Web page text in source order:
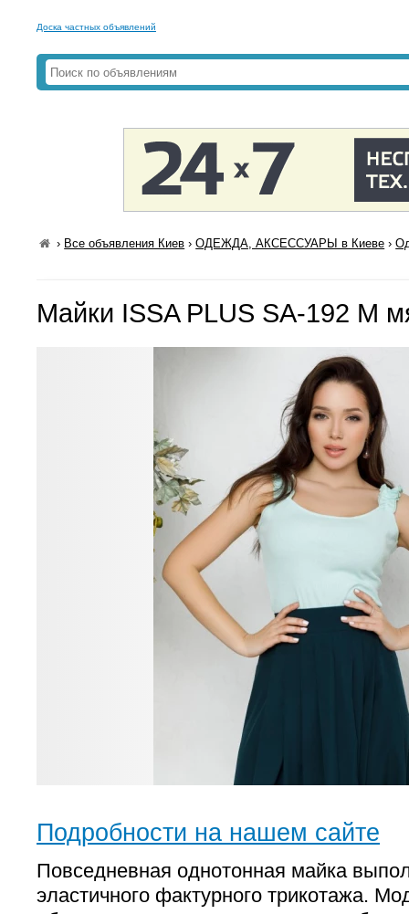
Доска частных объявлений
› Все объявления Киев ›ОДЕЖДА, АКСЕССУАРЫ в Киеве ›
Майки ISSA PLUS SA-192 M
Подробности на нашем сайте
Повседневная однотонная майка
эластичного фактурного трикотажа.